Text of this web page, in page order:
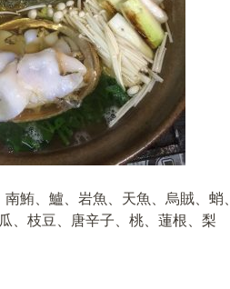
鮪、鱸、岩魚、天魚、烏賊、蛸、
、枝豆、唐辛子、桃、蓮根、梨